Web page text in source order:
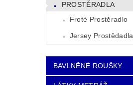
PROSTĚRADLA
Froté Prostěradlo
Jersey Prostědadla
BAVLNĚNÉ ROUŠKY